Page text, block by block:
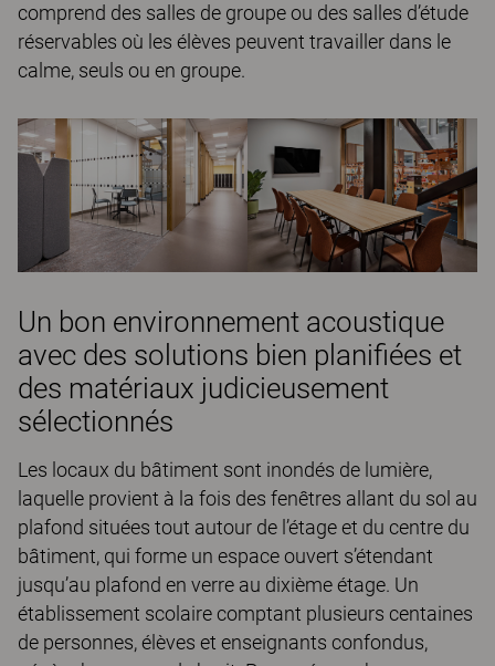
comprend des salles de groupe ou des salles d’étude
réservables où les élèves peuvent travailler dans le
calme, seuls ou en groupe.
Un bon environnement acoustique
avec des solutions bien planifiées et
des matériaux judicieusement
sélectionnés
Les locaux du bâtiment sont inondés de lumière,
laquelle provient à la fois des fenêtres allant du sol au
plafond situées tout autour de l’étage et du centre du
bâtiment, qui forme un espace ouvert s’étendant
jusqu’au plafond en verre au dixième étage. Un
établissement scolaire comptant plusieurs centaines
de personnes, élèves et enseignants confondus,